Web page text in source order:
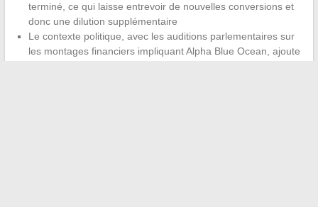
terminé, ce qui laisse entrevoir de nouvelles conversions et
donc une dilution supplémentaire
Le contexte politique, avec les auditions parlementaires sur
les montages financiers impliquant Alpha Blue Ocean, ajoute